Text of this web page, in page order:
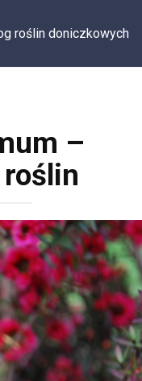
roślin doniczkowych
–